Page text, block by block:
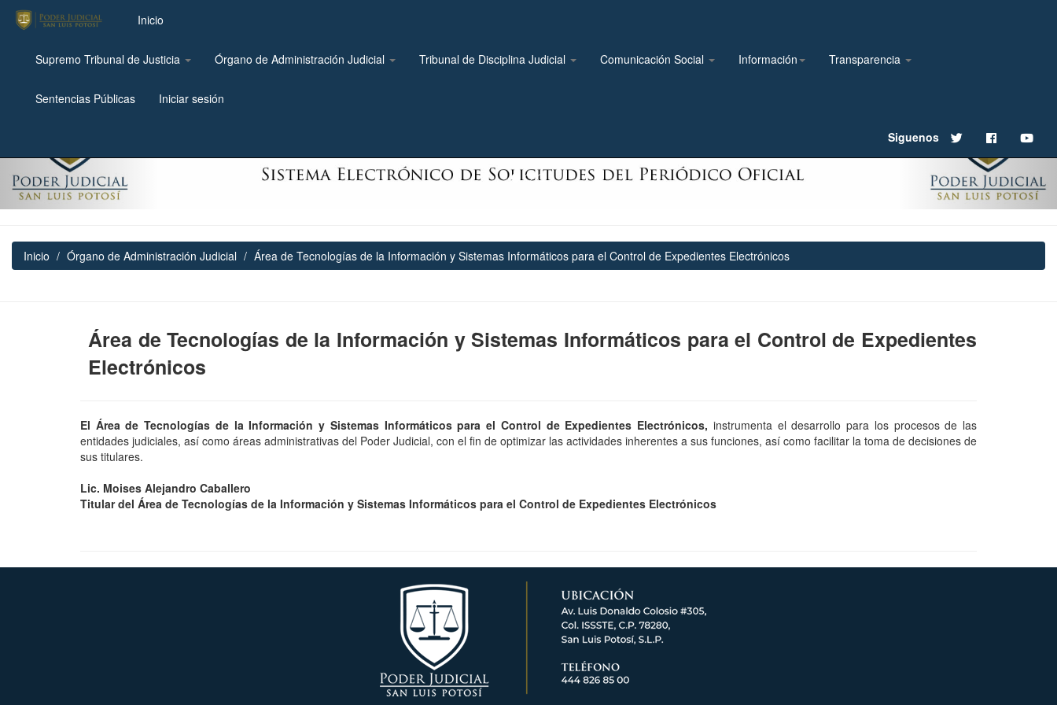
Inicio
Supremo Tribunal de Justicia Órgano de Administración Judicial Tribunal de Disciplina Judicial Comunicación Social Información Transparencia
Sentencias Públicas Iniciar sesión
Siguenos
Inicio Órgano de Administración Judicial Área de Tecnologías de la Información y Sistemas Informáticos para el Control de Expedientes Electrónicos
Área de Tecnologías de la Información y Sistemas Informáticos para el Control de Expedientes
Electrónicos
El Área de Tecnologías de la Información y Sistemas Informáticos para el Control de Expedientes Electrónicos, instrumenta el desarrollo para los procesos de las
entidades judiciales, así como áreas administrativas del Poder Judicial, con el fin de optimizar las actividades inherentes a sus funciones, así como facilitar la toma de decisiones de
sus titulares.
Lic. Moises Alejandro Caballero
Titular del Área de Tecnologías de la Información y Sistemas Informáticos para el Control de Expedientes Electrónicos